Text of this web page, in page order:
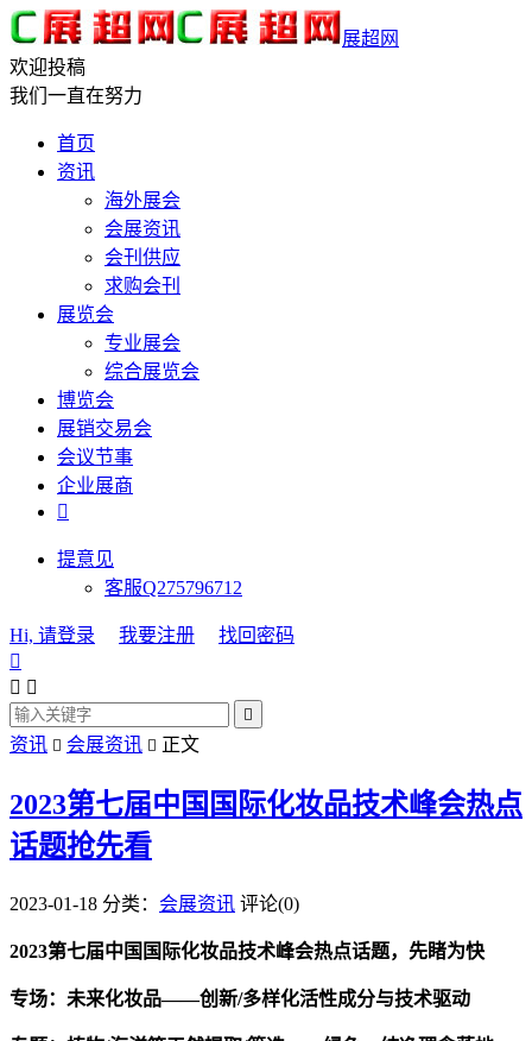
展超网
欢迎投稿
我们一直在努力
首页
资讯
海外展会
会展资讯
会刊供应
求购会刊
展览会
专业展会
综合展览会
博览会
展销交易会
会议节事
企业展商

提意见
客服Q275796712
Hi, 请登录 我要注册
找回密码

 

资讯  会展资讯  正文
2023第七届中国国际化妆品技术峰会热点
话题抢先看
2023-01-18 分类： 会展资讯 评论(0)
2023第七届中国国际化妆品技术峰会热点话题，先睹为快
专场：未来化妆品——创新/多样化活性成分与技术驱动